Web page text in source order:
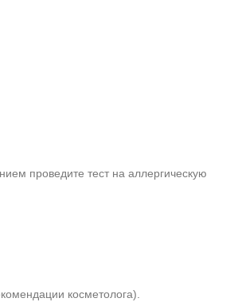
проведите тест на аллергическую
косметолога).